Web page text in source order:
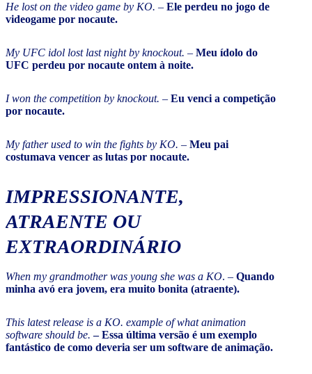
He lost on the video game by KO. – Ele perdeu no jogo de
videogame por nocaute.
My UFC idol lost last night by knockout. – Meu ídolo do
UFC perdeu por nocaute ontem à noite.
I won the competition by knockout. – Eu venci a competição
por nocaute.
My father used to win the fights by KO. – Meu pai
costumava vencer as lutas por nocaute.
IMPRESSIONANTE,
ATRAENTE OU
EXTRAORDINÁRIO
When my grandmother was young she was a KO. – Quando
minha avó era jovem, era muito bonita (atraente).
This latest release is a KO. example of what animation
software should be.– Essa última versão é um exemplo
fantástico de como deveria ser um software de animação.